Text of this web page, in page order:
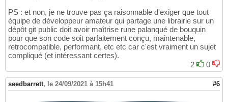
PS : et non, je ne trouve pas ça raisonnable d'exiger que tout
équipe de développeur amateur qui partage une librairie sur un
dépôt git public doit avoir maîtrise rune palanqué de bouquin
pour que son code soit parfaitement conçu, maintenable,
retrocompatible, performant, etc etc car c'est vraiment un sujet
compliqué (et intéressant certes).
2
0
seedbarrett, le 24/09/2021 à 15h41 #6